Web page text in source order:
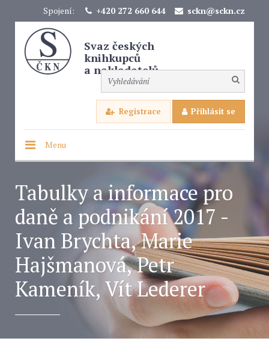
Spojení: +420 272 660 644 sckn@sckn.cz
Svaz českých
knihkupců
a nakladatelů
Registrace Přihlásit se
Menu
Tabulky a informace pro
daně a podnikání 2017 -
Ivan Brychta, Marie
Hajšmanová, Petr
Kameník, Vít Lederer